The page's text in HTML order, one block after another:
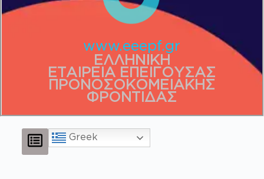
ΕΛΛΗΝΙΚΗ
ΕΤΑΙΡΕΙΑ ΕΠΕΙΓΟΥΣΑΣ
ΠΡΟΝΟΣΟΚΟΜΕΙΑΚΗΣ
ΦΡΟΝΤΙΔΑΣ
www.eeepf.gr
Greek